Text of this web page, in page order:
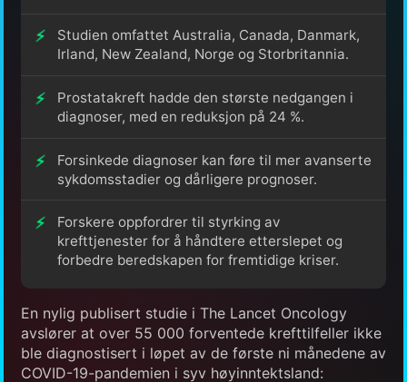
Studien omfattet Australia, Canada, Danmark,
Irland, New Zealand, Norge og Storbritannia.
Prostatakreft hadde den største nedgangen i
diagnoser, med en reduksjon på 24 %.
Forsinkede diagnoser kan føre til mer avanserte
sykdomsstadier og dårligere prognoser.
Forskere oppfordrer til styrking av
krefttjenester for å håndtere etterslepet og
forbedre beredskapen for fremtidige kriser.
En nylig publisert studie i The Lancet Oncology
avslører at over 55 000 forventede krefttilfeller ikke
ble diagnostisert i løpet av de første ni månedene av
COVID-19-pandemien i syv høyinntektsland: